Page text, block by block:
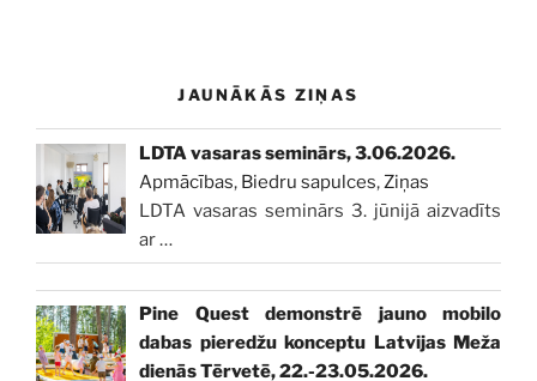
JAUNĀKĀS ZIŅAS
LDTA vasaras seminārs, 3.06.2026.
Apmācības, Biedru sapulces, Ziņas
LDTA vasaras seminārs 3. jūnijā aizvadīts
ar…
Pine Quest demonstrē jauno mobilo
dabas pieredžu konceptu Latvijas Meža
dienās Tērvetē, 22.-23.05.2026.